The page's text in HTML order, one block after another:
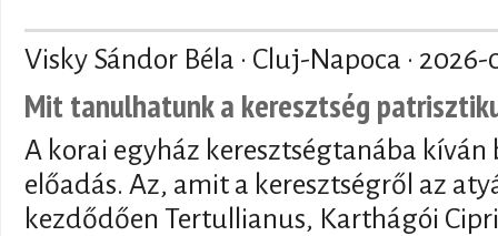
Visky Sándor Béla · Cluj-Napoca · 2026-
Mit tanulhatunk a keresztség
A korai egyház keresztségtanába
előadás. Az, amit a keresztségről az
kezdődően Tertullianus, Karthágói